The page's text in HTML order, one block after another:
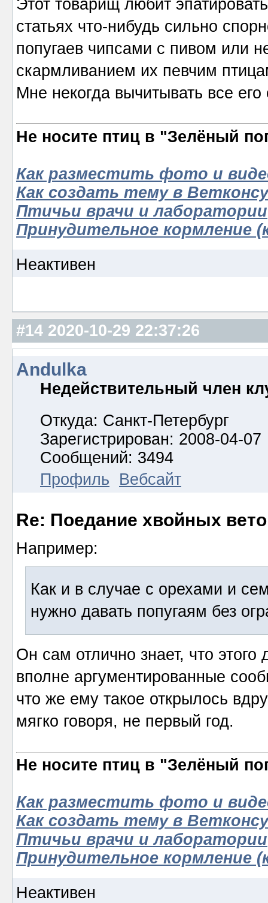
Этот товарищ любит
статьях что-нибудь сильно
попугаев чипсами с пивом или
скармливанием их певчим
Мне некогда вычитывать все его
Не носите птиц в "Зелёный
Как разместить фото и
Как создать тему в
Птичьи врачи и лаборатории
Принудительное кормление
Неактивен
#14 2020-10-29 22:37:26
Andulka
Недействительный член
Откуда: Санкт-Петербург
Зарегистрирован: 2008-04-07
Сообщений: 3494
Профиль
Вебсайт
Re: Поедание хвойных
Например:
Как и в случае с орехами и
нужно давать попугаям без
Он сам отлично знает, что
вполне аргументированные
что же ему такое открылось
мягко говоря, не первый год.
Не носите птиц в "Зелёный
Как разместить фото и
Как создать тему в
Птичьи врачи и лаборатории
Принудительное кормление
Неактивен